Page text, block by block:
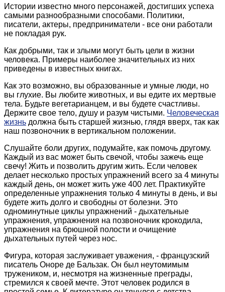
Истории известно много персонажей, достигших успеха
самыми разнообразными способами. Политики,
писатели, актеры, предприниматели - все они работали
не покладая рук.
Как добрыми, так и злыми могут быть цели в жизни
человека. Примеры наиболее значительных из них
приведены в известных книгах.
Как это возможно, вы образованные и умные люди, но
вы глухие. Вы любите животных, и вы едите их мертвые
тела. Будьте вегетарианцем, и вы будете счастливы.
Держите свое тело, душу и разум чистыми. Человеческая
жизнь должна быть старшей жизнью, глядя вверх, так как
наш позвоночник в вертикальном положении.
Слушайте боли других, подумайте, как помочь другому.
Каждый из вас может быть свечой, чтобы зажечь еще
свечу! Жить и позволить другим жить. Если человек
делает несколько простых упражнений всего за 4 минуты
каждый день, он может жить уже 400 лет. Практикуйте
определенные упражнения только 4 минуты в день, и вы
будете жить долго и свободны от болезни. Это
одноминутные циклы упражнений - дыхательные
упражнения, упражнения на позвоночник крокодила,
упражнения на брюшной полости и очищение
дыхательных путей через нос.
Фигура, которая заслуживает уважения, - французский
писатель Оноре де Бальзак. Он был неутомимым
тружеником, и, несмотря на жизненные преграды,
стремился к своей мечте. Этот человек родился в